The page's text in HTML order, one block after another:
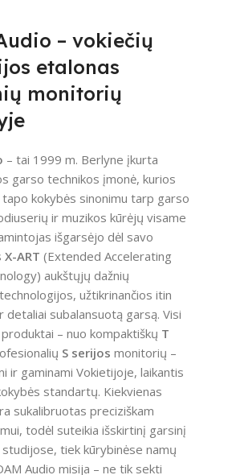
– vokiečių
etalonas
monitorių
– tai 1999 m. Berlyne įkurta
garso technikos įmonė, kurios
kokybės sinonimu tarp garso
ir muzikos kūrėjų visame
išgarsėjo dėl savo
X-ART (Extended Accelerating
aukštųjų dažnių
užtikrinančios itin
detaliai subalansuotą garsą. Visi
– nuo kompaktiškų T
S serijos monitorių –
ir gaminami Vokietijoje, laikantis
standartų. Kiekvienas
sukalibruotas preciziškam
todėl suteikia išskirtinį garsinį
tiek kūrybinėse namų
Audio misija – ne tik sekti